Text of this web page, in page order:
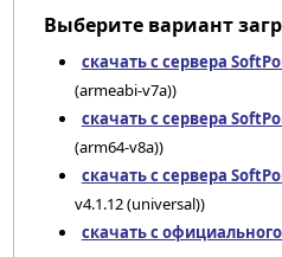
Выберите вариант
скачать с сервера
(armeabi-v7a))
скачать с сервера
(arm64-v8a))
скачать с сервера
v4.1.12 (universal))
скачать с